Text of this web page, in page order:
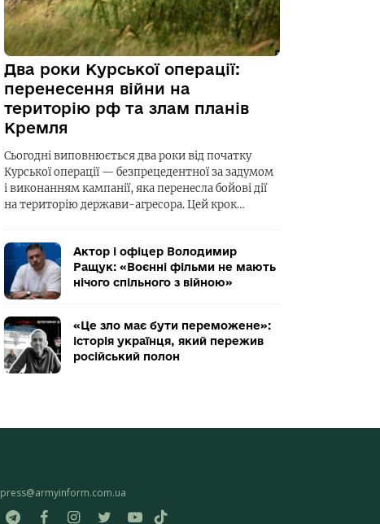
Два роки Курської операції:
перенесення війни на
територію рф та злам планів
Кремля
Сьогодні виповнюється два роки від початку
Курської операції — безпрецедентної за задумом
і виконанням кампанії, яка перенесла бойові дії
на територію держави-агресора. Цей крок…
Актор і офіцер Володимир
Ращук: «Воєнні фільми не мають
нічого спільного з війною»
«Це зло має бути переможене»:
історія українця, який пережив
російський полон
press@armyinform.com.ua